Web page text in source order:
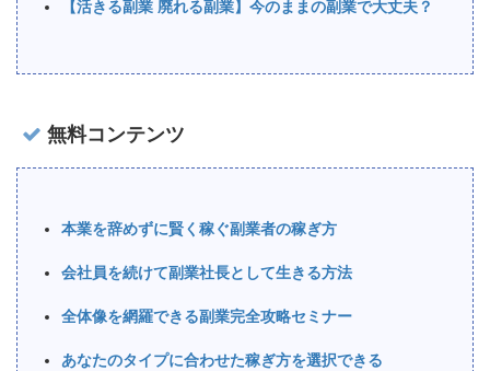
【活きる副業 廃れる副業】今のままの副業で大丈夫？
無料コンテンツ
本業を辞めずに賢く稼ぐ副業者の稼ぎ方
会社員を続けて副業社長として生きる方法
全体像を網羅できる副業完全攻略セミナー
あなたのタイプに合わせた稼ぎ方を選択できる